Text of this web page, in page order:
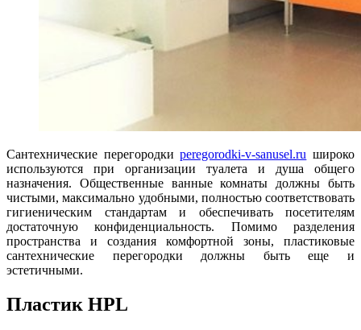
Сантехнические перегородкиperegorodki-v-sanusel.ru широко
используются при организации туалета и душа общего
назначения. Общественные ванные комнаты должны быть
чистыми, максимально удобными, полностью соответствовать
гигиеническим стандартам и обеспечивать посетителям
достаточную конфиденциальность. Помимо разделения
пространства и создания комфортной зоны, пластиковые
сантехнические перегородки должны быть еще и
эстетичными.
Пластик HPL